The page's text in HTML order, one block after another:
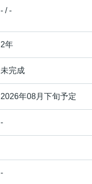
- / -
2年
未完成
2026年08月下旬予定
-
-